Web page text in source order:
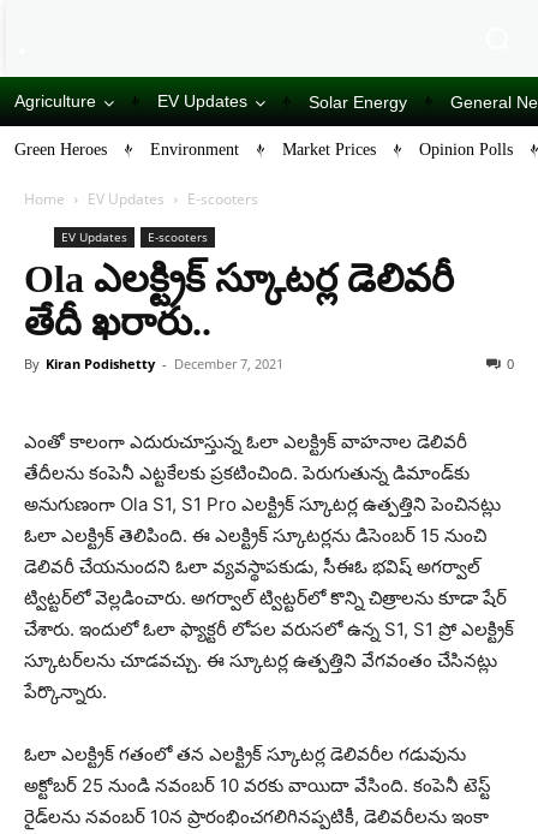
Agriculture EV Updates Solar Energy General
Green Heroes Environment Market Prices Opinion Polls
Home EV Updates E-scooters
EV Updates E-scooters
Ola ఎలక్ట్రిక్ స్కూటర్ల డెలివరీ
తేదీ ఖ‌రారు..
By Kiran Podishetty - December 7, 2021 0
ఎంతో కాలంగా ఎదురుచూస్తున్న ఓలా ఎల‌క్ట్రిక్ వాహ‌నాల డెలివరీ
తేదీల‌ను కంపెనీ ఎట్ట‌కేల‌కు ప్ర‌క‌టించింది. పెరుగుతున్న డిమాండ్‌కు
అనుగుణంగా Ola S1, S1 Pro ఎలక్ట్రిక్ స్కూటర్ల ఉత్పత్తిని పెంచినట్లు
ఓలా ఎలక్ట్రిక్ తెలిపింది. ఈ ఎలక్ట్రిక్ స్కూటర్లను డిసెంబర్ 15 నుంచి
డెలివరీ చేయనుందని ఓలా వ్యవస్థాపకుడు, సీఈఓ భవిష్ అగర్వాల్
ట్విట్టర్‌లో వెల్లడించారు. అగర్వాల్ ట్విట్టర్‌లో కొన్ని చిత్రాలను కూడా షేర్
చేశారు. ఇందులో ఓలా ఫ్యాక్టరీ లోపల వరుసలో ఉన్న S1, S1 ప్రో ఎలక్ట్రిక్
స్కూటర్‌లను చూడవచ్చు. ఈ స్కూటర్ల ఉత్పత్తిని వేగవంతం చేసినట్లు
పేర్కొన్నారు.
ఓలా ఎలక్ట్రిక్ గతంలో తన ఎలక్ట్రిక్ స్కూటర్ల డెలివరీల గడువును
అక్టోబర్ 25 నుండి నవంబర్ 10 వరకు వాయిదా వేసింది. కంపెనీ టెస్ట్
రైడ్‌లను నవంబర్ 10న ప్రారంభించగలిగినప్పటికీ, డెలివరీలను ఇంకా